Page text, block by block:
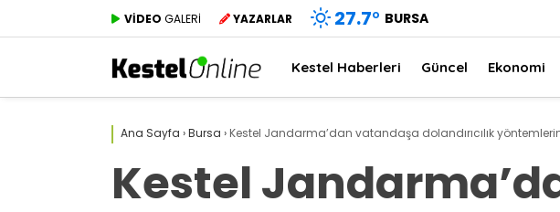
VİDEO GALERİ YAZARLAR 27.7° BURSA
Kestel Haberleri Güncel Ekonomi
Ana Sayfa ›Bursa › Kestel Jandarma’dan vatandaşa dolandırıcılık
Kestel